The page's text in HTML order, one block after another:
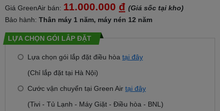
Giá GreenAir bán: 11.000.000 đ (Giá sốc tại kho)
Bảo hành: Thân máy 1 năm, máy nén 12 năm
LỰA CHỌN GÓI LẮP ĐẶT
Lựa chọn gói lắp đặt điều hòa tại đây
(Chỉ lắp đặt tại Hà Nội)
Cước vận chuyển tại Green Air tại đây
(Tivi - Tủ Lạnh - Máy Giặt - Điều hòa - BNL)